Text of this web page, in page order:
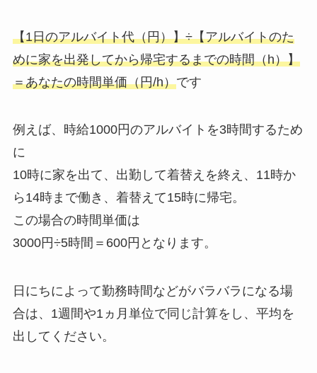
【1日のアルバイト代（円）】÷【アルバイトのた
めに家を出発してから帰宅するまでの時間（h）】
＝あなたの時間単価（円/h）です
例えば、時給1000円のアルバイトを3時間するため
に
10時に家を出て、出勤して着替えを終え、11時か
ら14時まで働き、着替えて15時に帰宅。
この場合の時間単価は
3000円÷5時間＝600円となります。
日にちによって勤務時間などがバラバラになる場
合は、1週間や1ヵ月単位で同じ計算をし、平均を
出してください。